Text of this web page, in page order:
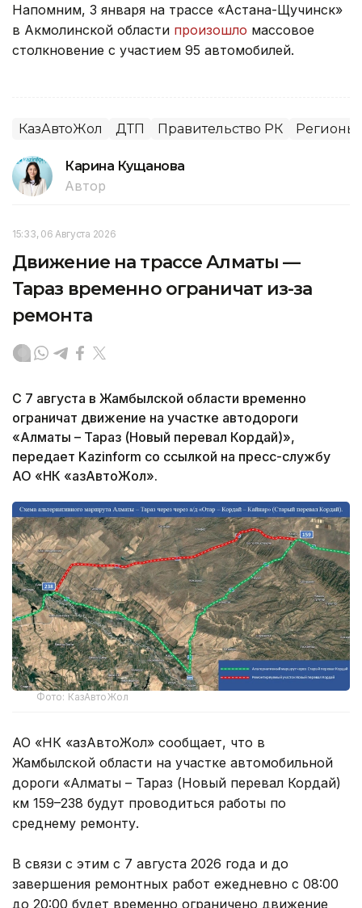
Напомним, 3 января на трассе «Астана-Щучинск»
в Акмолинской области произошло массовое
столкновение с участием 95 автомобилей.
КазАвтоЖол ДТП Правительство РК Регионы
Карина Кущанова
Автор
15:33, 06 Августа 2026
Движение на трассе Алматы —
Тараз временно ограничат из-за
ремонта
С 7 августа в Жамбылской области временно
ограничат движение на участке автодороги
«Алматы – Тараз (Новый перевал Кордай)»,
передает Kazinform со ссылкой на пресс-службу
АО «НК «ҚазАвтоЖол».
Фото: КазАвтоЖол
АО «НК «ҚазАвтоЖол» сообщает, что в
Жамбылской области на участке автомобильной
дороги «Алматы – Тараз (Новый перевал Кордай)
км 159–238 будут проводиться работы по
среднему ремонту.
В связи с этим с 7 августа 2026 года и до
завершения ремонтных работ ежедневно с 08:00
до 20:00 будет временно ограничено движение